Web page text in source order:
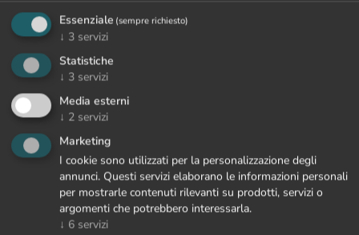
TORNA ALLE CAMERE
Essenziale (sempre richiesto)
↓ 3 servizi
Statistiche
↓ 3 servizi
Media esterni
↓ 2 servizi
Marketing
I cookie sono utilizzati per la personalizzazione degli
annunci. Questi servizi elaborano le informazioni personali
per mostrarle contenuti rilevanti su prodotti, servizi o
argomenti che potrebbero interessarla.
↓ 6 servizi